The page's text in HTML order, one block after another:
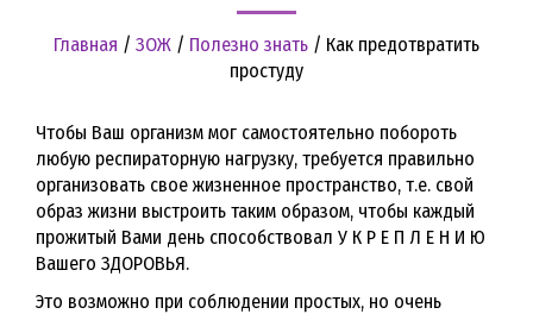
Главная / ЗОЖ / Полезно знать / Как предотвратить
простуду
Чтобы Ваш организм мог самостоятельно побороть
любую респираторную нагрузку, требуется правильно
организовать свое жизненное пространство, т.е. свой
образ жизни выстроить таким образом, чтобы каждый
прожитый Вами день способствовал У К Р Е П Л Е Н И Ю
Вашего ЗДОРОВЬЯ.
Это возможно при соблюдении простых, но очень